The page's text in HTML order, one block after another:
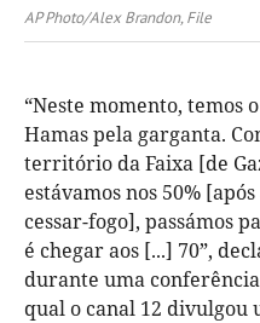
AP Photo/Alex Brandon, File
“Neste momento, temos
Hamas pela garganta.
território da Faixa [de
estávamos nos 50%
cessar-fogo], passámos
é chegar aos [...] 70”,
durante uma
qual o canal 12